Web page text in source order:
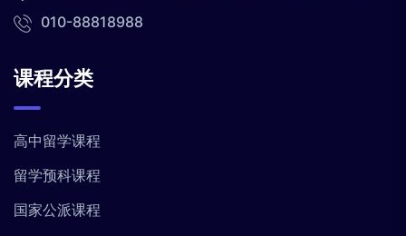
010-88818988
课程分类
高中留学课程
留学预科课程
国家公派课程